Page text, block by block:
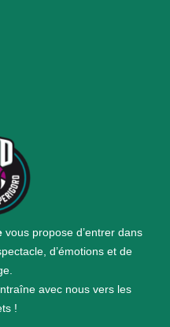
vous propose d’entrer dans
d’émotions et de
avec nous vers les
!